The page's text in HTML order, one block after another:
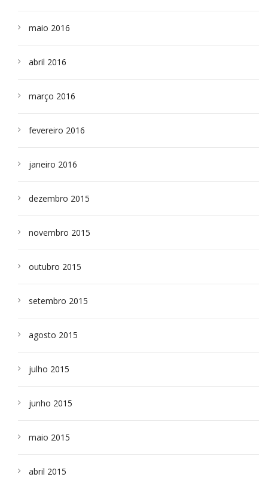
maio 2016
abril 2016
março 2016
fevereiro 2016
janeiro 2016
dezembro 2015
novembro 2015
outubro 2015
setembro 2015
agosto 2015
julho 2015
junho 2015
maio 2015
abril 2015